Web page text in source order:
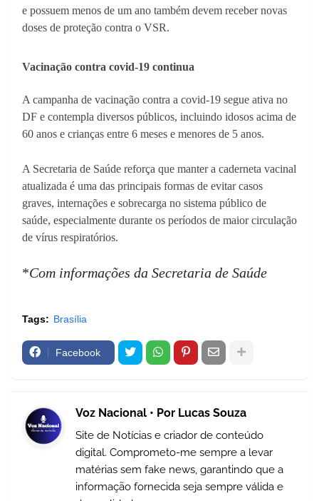
e possuem menos de um ano também devem receber novas
doses de proteção contra o VSR.
Vacinação contra covid-19 continua
A campanha de vacinação contra a covid-19 segue ativa no
DF e contempla diversos públicos, incluindo idosos acima de
60 anos e crianças entre 6 meses e menores de 5 anos.
A Secretaria de Saúde reforça que manter a caderneta vacinal
atualizada é uma das principais formas de evitar casos
graves, internações e sobrecarga no sistema público de
saúde, especialmente durante os períodos de maior circulação
de vírus respiratórios.
*Com informações da Secretaria de Saúde
Tags: Brasília
Facebook
Voz Nacional • Por Lucas Souza
Site de Notícias e criador de conteúdo
digital. Comprometo-me sempre a levar
matérias sem fake news, garantindo que a
informação fornecida seja sempre válida e